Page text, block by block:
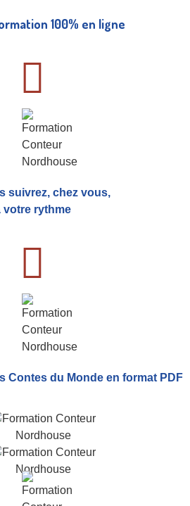
100% en ligne
suivrez, chez vous,
votre rythme
Contes du Monde en format PDF